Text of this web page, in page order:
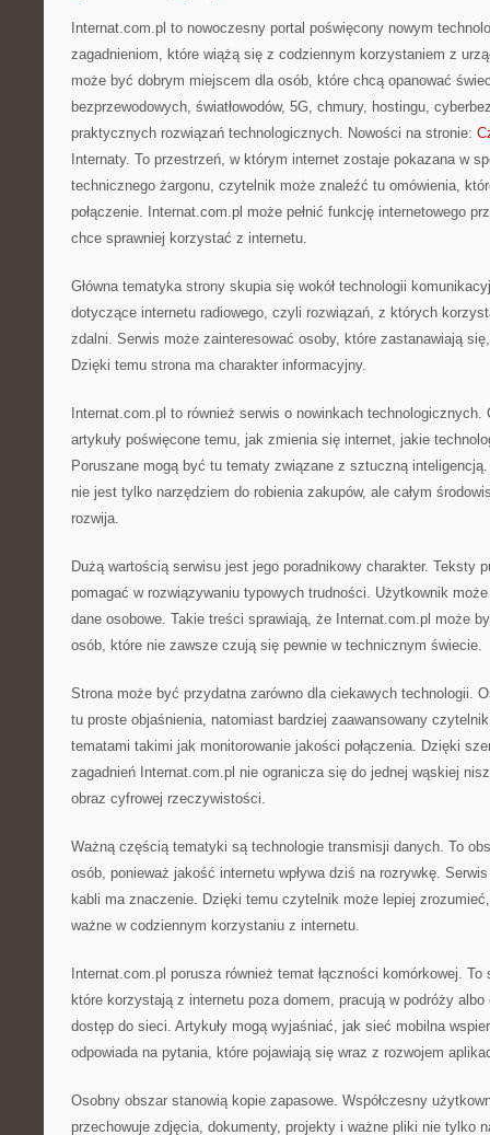
Internat.com.pl to nowoczesny portal poświęcony nowym
zagadnieniom, które wiążą się z codziennym korzystaniem z
może być dobrym miejscem dla osób, które chcą opanować
bezprzewodowych, światłowodów, 5G, chmury, hostingu,
praktycznych rozwiązań technologicznych. Nowości na stronie:
Internaty. To przestrzeń, w którym internet zostaje pokazana w
technicznego żargonu, czytelnik może znaleźć tu omówienia,
połączenie. Internat.com.pl może pełnić funkcję internetowego
chce sprawniej korzystać z internetu.
Główna tematyka strony skupia się wokół technologii
dotyczące internetu radiowego, czyli rozwiązań, z których
zdalni. Serwis może zainteresować osoby, które zastanawiają
Dzięki temu strona ma charakter informacyjny.
Internat.com.pl to również serwis o nowinkach
artykuły poświęcone temu, jak zmienia się internet, jakie
Poruszane mogą być tu tematy związane z sztuczną
nie jest tylko narzędziem do robienia zakupów, ale całym
rozwija.
Dużą wartością serwisu jest jego poradnikowy charakter. Teksty
pomagać w rozwiązywaniu typowych trudności. Użytkownik
dane osobowe. Takie treści sprawiają, że Internat.com.pl może
osób, które nie zawsze czują się pewnie w technicznym świecie.
Strona może być przydatna zarówno dla ciekawych technologii.
tu proste objaśnienia, natomiast bardziej zaawansowany
tematami takimi jak monitorowanie jakości połączenia. Dzięki
zagadnień Internat.com.pl nie ogranicza się do jednej wąskiej
obraz cyfrowej rzeczywistości.
Ważną częścią tematyki są technologie transmisji danych. To
osób, ponieważ jakość internetu wpływa dziś na rozrywkę.
kabli ma znaczenie. Dzięki temu czytelnik może lepiej
ważne w codziennym korzystaniu z internetu.
Internat.com.pl porusza również temat łączności komórkowej.
które korzystają z internetu poza domem, pracują w podróży
dostęp do sieci. Artykuły mogą wyjaśniać, jak sieć mobilna
odpowiada na pytania, które pojawiają się wraz z rozwojem
Osobny obszar stanowią kopie zapasowe. Współczesny
przechowuje zdjęcia, dokumenty, projekty i ważne pliki nie tylko